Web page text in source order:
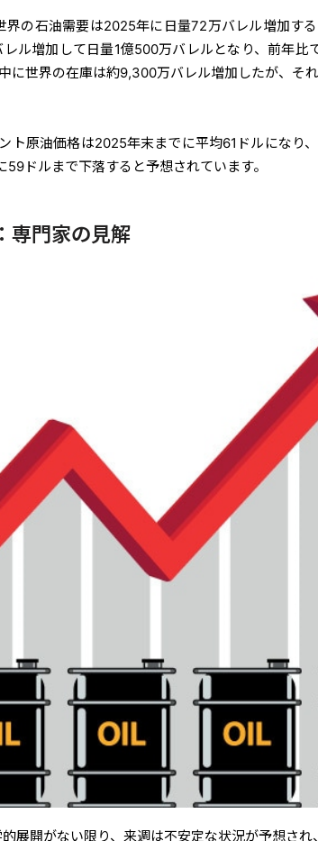
界の石油需要は2025年に日量72万バレル増加す
ル増加して日量1億500万バレルとなり、前年比
に世界の在庫は約9,300万バレル増加したが、そ
ト原油価格は2025年末までに平均61ドルになり
ドルまで下落すると予想されています。
専門家の見解
展開がない限り、来週は不安定な状況が予想され